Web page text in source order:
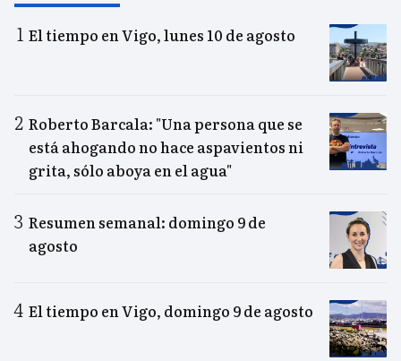
El tiempo en Vigo, lunes 10 de agosto
Roberto Barcala: "Una persona que se
está ahogando no hace aspavientos ni
grita, sólo aboya en el agua"
Resumen semanal: domingo 9 de
agosto
El tiempo en Vigo, domingo 9 de agosto